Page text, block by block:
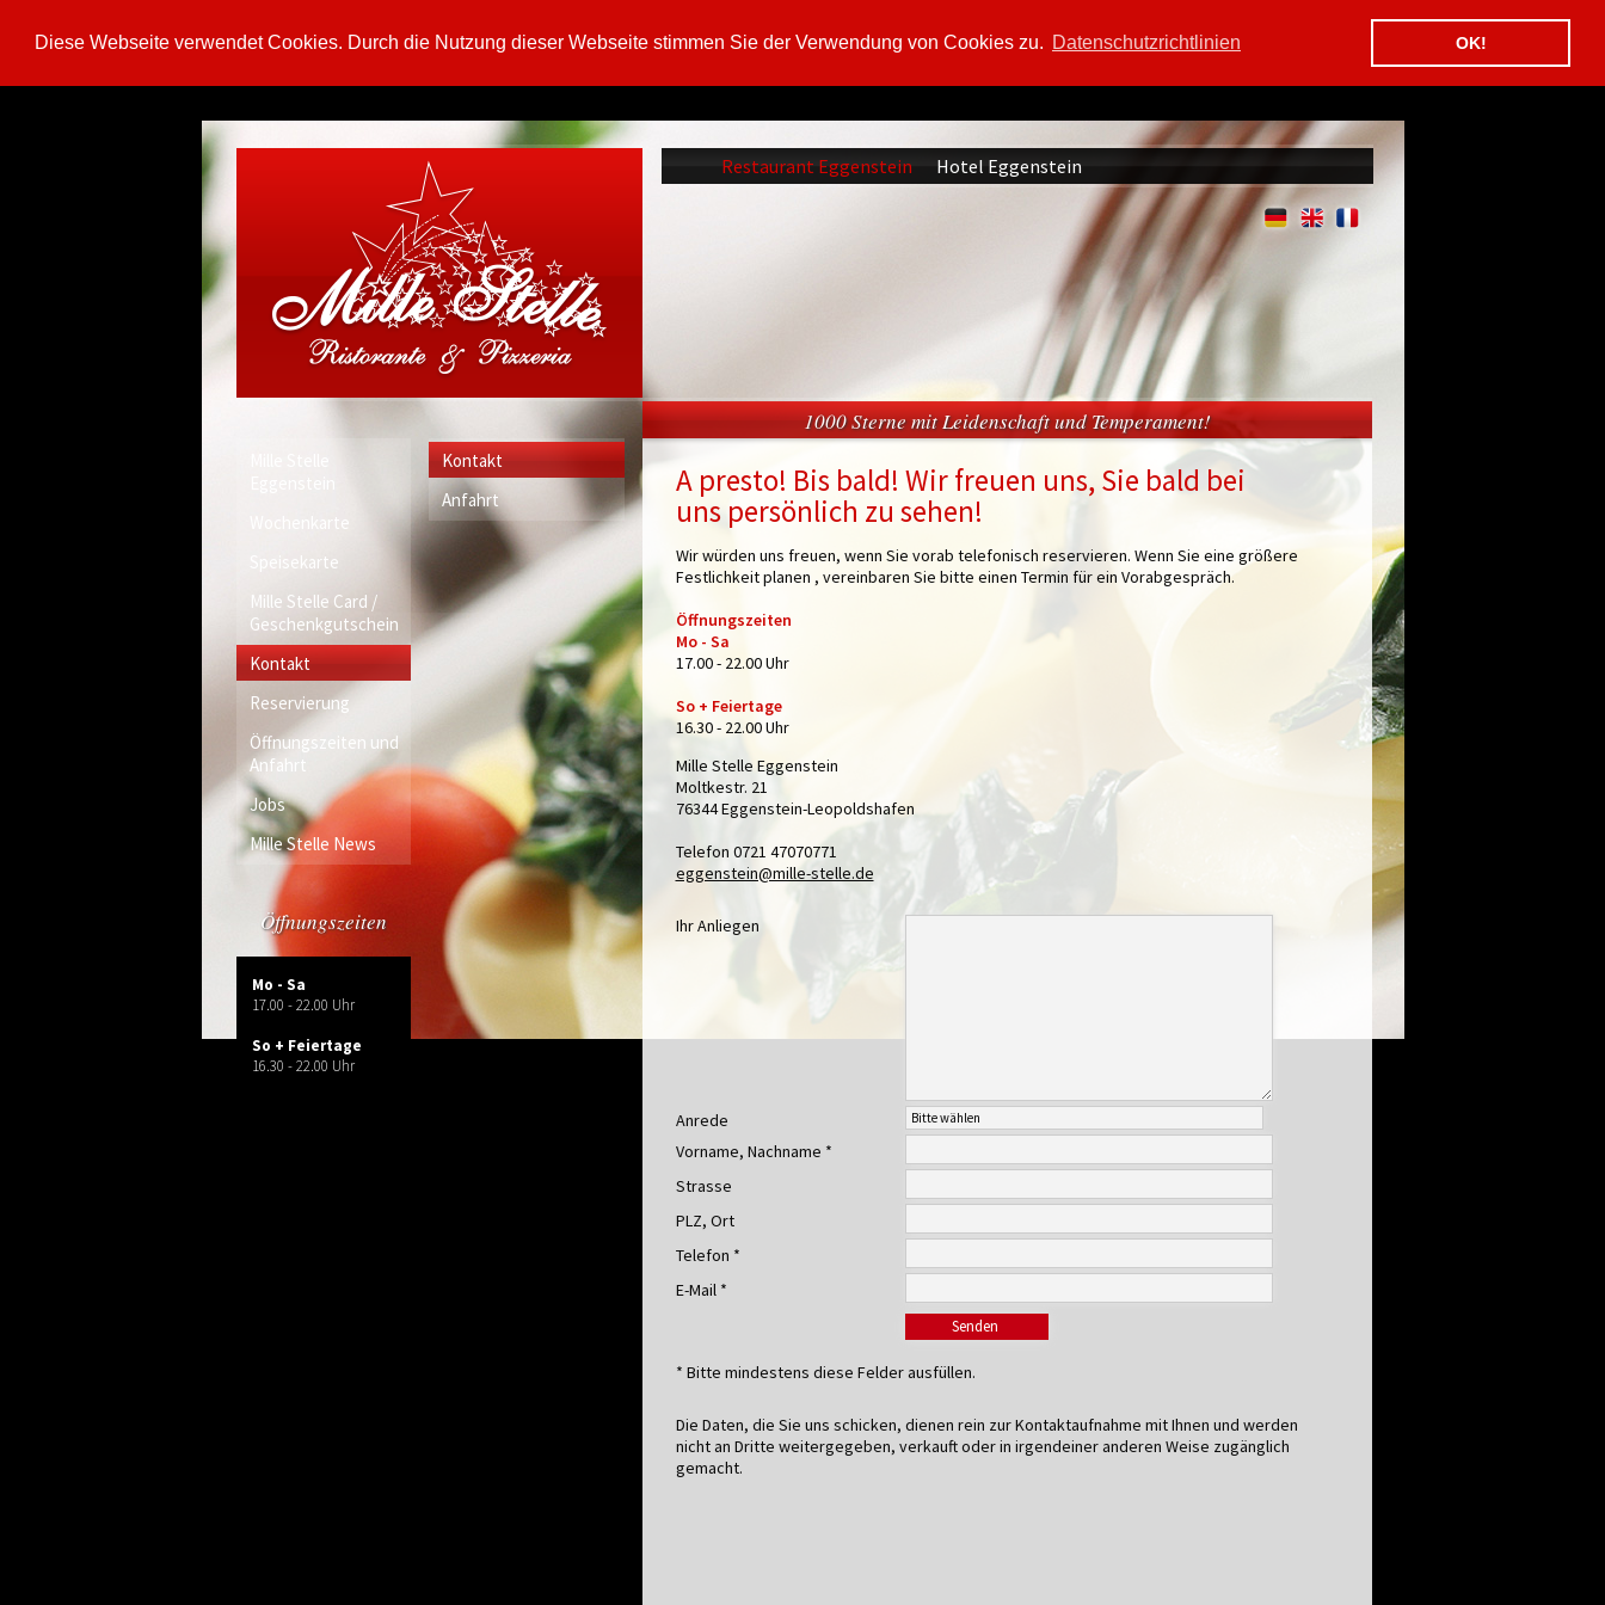
Diese Webseite verwendet Cookies. Durch die Nutzung dieser Webseite stimmen Sie der Verwendung von Cookies zu. Datenschutzrichtlinien OK!
Wochenkarte
Speisekarte
Mille Stelle Card /
Geschenkgutschein
Kontakt
Reservierung
Öffnungszeiten und
Anfahrt
Jobs
Mille Stelle News
Öffnungszeiten
Mo - Sa
17.00 - 22.00 Uhr
So + Feiertage
16.30 - 22.00 Uhr
Kontakt
Anfahrt
Restaurant Eggenstein Hotel Eggenstein
1000 Sterne mit Leidenschaft und Temperament!
A presto! Bis bald! Wir freuen uns, Sie bald bei
uns persönlich zu sehen!
Wir würden uns freuen, wenn Sie vorab telefonisch reservieren. Wenn Sie eine größere
Festlichkeit planen , vereinbaren Sie bitte einen Termin für ein Vorabgespräch.
Öffnungszeiten
Mo - Sa
17.00 - 22.00 Uhr
So + Feiertage
16.30 - 22.00 Uhr
Mille Stelle Eggenstein
Moltkestr. 21
76344 Eggenstein-Leopoldshafen
Telefon 0721 47070771
eggenstein@mille-stelle.de
Ihr Anliegen
Anrede
Vorname, Nachname *
Strasse
PLZ, Ort
Telefon *
E-Mail *
* Bitte mindestens diese Felder ausfüllen.
Die Daten, die Sie uns schicken, dienen rein zur Kontaktaufnahme mit Ihnen und werden
nicht an Dritte weitergegeben, verkauft oder in irgendeiner anderen Weise zugänglich
gemacht.